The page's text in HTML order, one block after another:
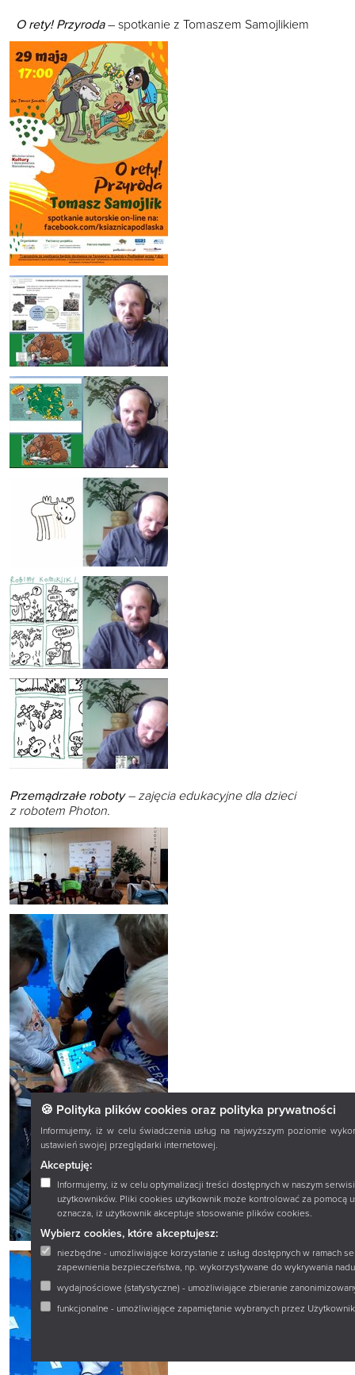
🍪 Polityka plików cookies oraz polityka prywatności
Informujemy, iż w celu świadczenia usług na najwyższym poziomie
ustawień swojej przeglądarki internetowej.
Akceptuję:
Informujemy, iż w celu optymalizacji treści dostępnych w naszym
użytkowników. Pliki cookies użytkownik może kontrolować za
oznacza, iż użytkownik akceptuje stosowanie plików cookies.
Wybierz cookies, które akceptujesz:
niezbędne - umożliwiające korzystanie z usług dostępnych w ramach
zapewnienia bezpieczeństwa, np. wykorzystywane do wykrywania
wydajnościowe (statystyczne) - umożliwiające zbieranie
funkcjonalne - umożliwiające zapamiętanie wybranych przez
O rety! Przyroda– spotkanie z Tomaszem Samojlikiem
Przemądrzałe roboty– zajęcia edukacyjne dla dzieci
z robotem Photon.